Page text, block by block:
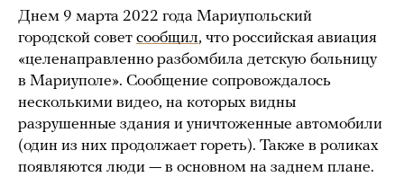
Днем 9 марта 2022 года Мариупольский
городской совет сообщил, что российская авиация
«целенаправленно разбомбила детскую больницу
в Мариуполе». Сообщение сопровождалось
несколькими видео, на которых видны
разрушенные здания и уничтоженные автомобили
(один из них продолжает гореть). Также в роликах
появляются люди — в основном на заднем плане.